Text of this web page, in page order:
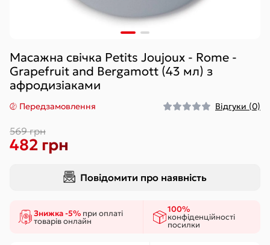
Масажна свічка Petits Joujoux - Rome -
Grapefruit and Bergamott (43 мл) з
афродизіаками
Передзамовлення Відгуки (0)
569 грн
482 грн
Повідомити про наявність
Знижка -5% при оплаті
товарів онлайн
100%
конфіденційності
посилки